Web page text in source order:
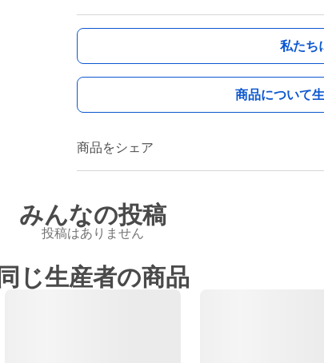
私たち
商品について
商品をシェア
みんなの投稿
投稿はありません
同じ生産者の商品